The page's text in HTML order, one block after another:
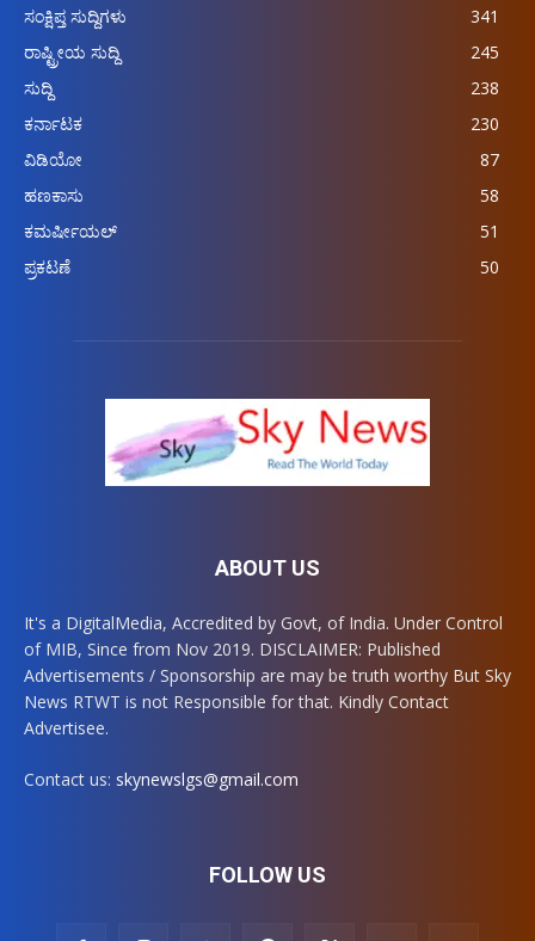
ಸಂಕ್ಷಿಪ್ತ ಸುದ್ದಿಗಳು
341
ರಾಷ್ಟ್ರೀಯ ಸುದ್ದಿ
245
ಸುದ್ದಿ
238
ಕರ್ನಾಟಕ
230
ವಿಡಿಯೋ
87
ಹಣಕಾಸು
58
ಕಮರ್ಷೀಯಲ್
51
ಪ್ರಕಟಣೆ
50
ABOUT US
It's a DigitalMedia, Accredited by Govt, of India. Under Control
of MIB, Since from Nov 2019. DISCLAIMER: Published
Advertisements / Sponsorship are may be truth worthy But Sky
News RTWT is not Responsible for that. Kindly Contact
Advertisee.
Contact us: skynewslgs@gmail.com
FOLLOW US